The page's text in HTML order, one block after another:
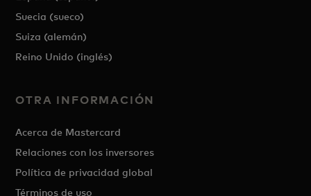
Suecia (sueco)
Suiza (alemán)
Reino Unido (inglés)
OTRA INFORMACIÓN
Acerca de Mastercard
Relaciones con los inversores
Política de privacidad global
Términos de uso